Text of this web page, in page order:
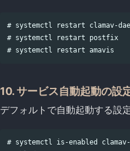
# systemctl restart clamav-
# systemctl restart postfix
10. サービス自動起動の設
デフォルトで自動起動する設
# systemctl is-enabled clamav-